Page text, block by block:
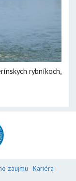
rybníkoch,
záujmu
Kariéra